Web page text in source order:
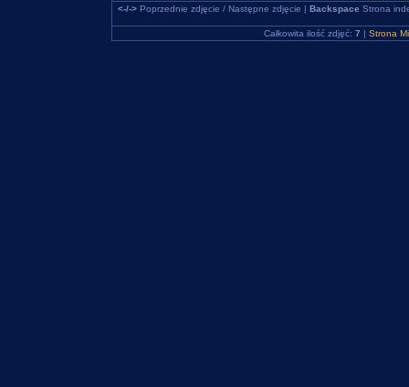
<-/->Poprzednie zdjęcie / Następne zdjęcie | Backspace Strona
Całkowita ilość zdjęć: 7 | Strona